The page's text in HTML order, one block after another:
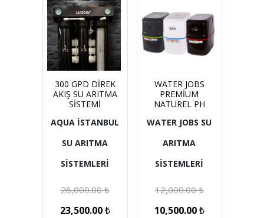
300 GPD DİREK
AKIŞ SU ARITMA
SİSTEMİ
AQUA İSTANBUL
SU ARITMA
SİSTEMLERİ
28,000.00₺
23,500.00₺
WATER JOBS
PREMİUM
NATUREL PH
WATER JOBS SU
ARITMA
SİSTEMLERİ
12,000.00₺
10,500.00₺